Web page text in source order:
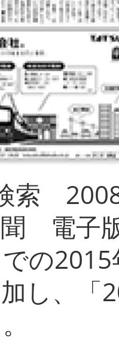
索
電子
の
し、「
し